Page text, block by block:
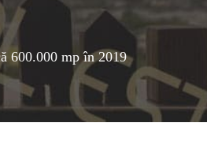
600.000 mp în 2019